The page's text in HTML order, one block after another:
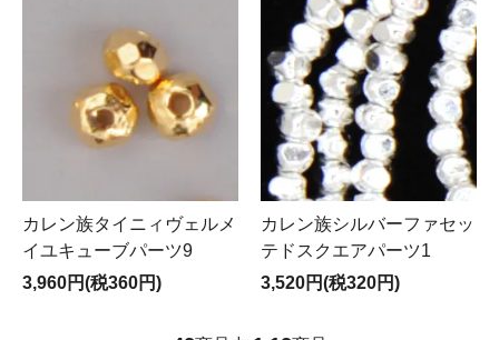
カレン族タイニィヴェルメ
イユキューブパーツ9
3,960円(税360円)
カレン族シルバーファセッ
テドスクエアパーツ1
3,520円(税320円)